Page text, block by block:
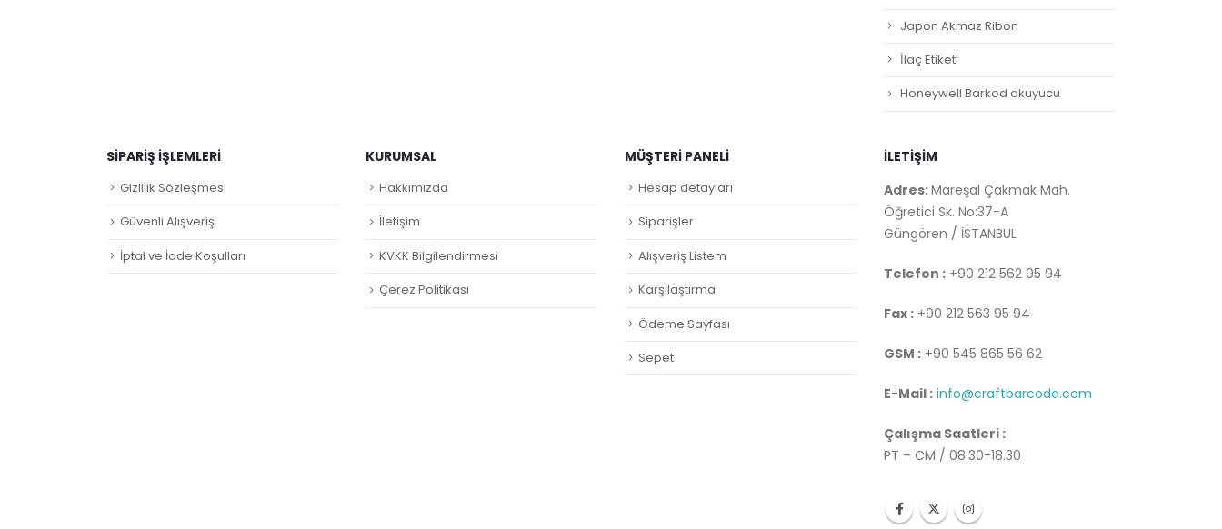
Japon Akmaz Ribon
İlaç Etiketi
Honeywell Barkod okuyucu
SIPARIŞ İŞLEMLERI
Gizlilik Sözleşmesi
Güvenli Alışveriş
İptal ve İade Koşulları
KURUMSAL
Hakkımızda
İletişim
KVKK Bilgilendirmesi
Çerez Politikası
MÜŞTERI PANELI
Hesap detayları
Siparişler
Alışveriş Listem
Karşılaştırma
Ödeme Sayfası
Sepet
İLETİŞİM
Adres:Mareşal Çakmak Mah.
Öğretici Sk. No:37-A
Güngören / İSTANBUL
Telefon : +90 212 562 95 94
Fax : +90 212 563 95 94
GSM : +90 545 865 56 62
E-Mail : info@craftbarcode.com
Çalışma Saatleri :
PT – CM / 08.30-18.30